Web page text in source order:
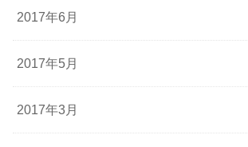
2017年6月
2017年5月
2017年3月